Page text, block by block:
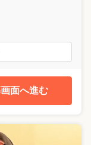
面へ進む